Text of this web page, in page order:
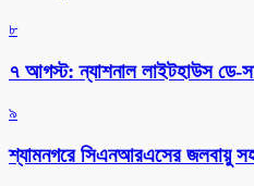
৮
৭ আগস্ট: ন্যাশনাল লাইটহাউস ডে-
৯
শ্যামনগরে সিএনআরএসের জলবায়ু